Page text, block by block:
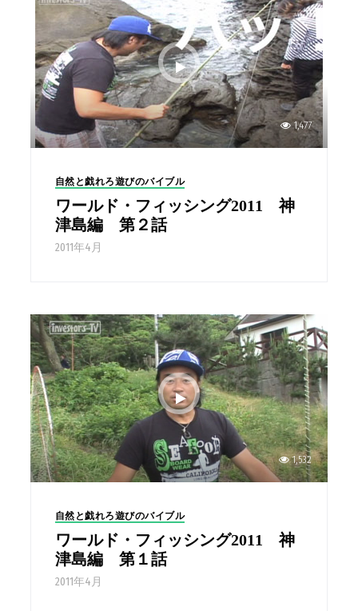
1,477
自然と戯れろ遊びのバイブル
ワールド・フィッシング2011 神
津島編 第２話
2011年4月
1,532
自然と戯れろ遊びのバイブル
ワールド・フィッシング2011 神
津島編 第１話
2011年4月